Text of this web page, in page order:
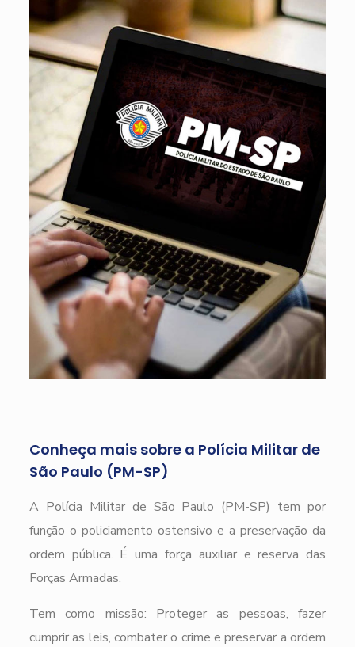
Conheça mais sobre a Polícia Militar de
São Paulo (PM-SP)
A Polícia Militar de São Paulo (PM-SP) tem por
função o policiamento ostensivo e a preservação da
ordem pública. É uma força auxiliar e reserva das
Forças Armadas.
Tem como missão: Proteger as pessoas, fazer
cumprir as leis, combater o crime e preservar a ordem